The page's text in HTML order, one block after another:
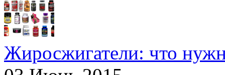
Жиросжигатели: что